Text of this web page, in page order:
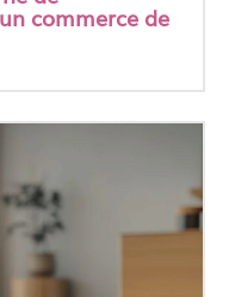
commerce de